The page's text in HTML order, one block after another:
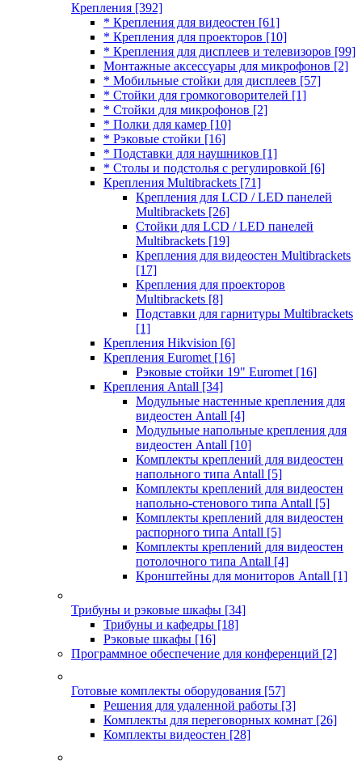
Крепления [392]
* Крепления для видеостен [61]
* Крепления для проекторов [10]
* Крепления для дисплеев и телевизоров [99]
Монтажные аксессуары для микрофонов [2]
* Мобильные стойки для дисплеев [57]
* Стойки для громкоговорителей [1]
* Стойки для микрофонов [2]
* Полки для камер [10]
* Рэковые стойки [16]
* Подставки для наушников [1]
* Столы и подстолья с регулировкой [6]
Крепления Multibrackets [71]
Крепления для LCD / LED панелей
Multibrackets [26]
Стойки для LCD / LED панелей
Multibrackets [19]
Крепления для видеостен Multibrackets
[17]
Крепления для проекторов
Multibrackets [8]
Подставки для гарнитуры Multibrackets
[1]
Крепления Hikvision [6]
Крепления Euromet [16]
Рэковые стойки 19" Euromet [16]
Крепления Antall [34]
Модульные настенные крепления для
видеостен Antall [4]
Модульные напольные крепления для
видеостен Antall [10]
Комплекты креплений для видеостен
напольного типа Antall [5]
Комплекты креплений для видеостен
напольно-стенового типа Antall [5]
Комплекты креплений для видеостен
распорного типа Antall [5]
Комплекты креплений для видеостен
потолочного типа Antall [4]
Кронштейны для мониторов Antall [1]
Трибуны и рэковые шкафы [34]
Трибуны и кафедры [18]
Рэковые шкафы [16]
Программное обеспечение для конференций [2]
Готовые комплекты оборудования [57]
Решения для удаленной работы [3]
Комплекты для переговорных комнат [26]
Комплекты видеостен [28]